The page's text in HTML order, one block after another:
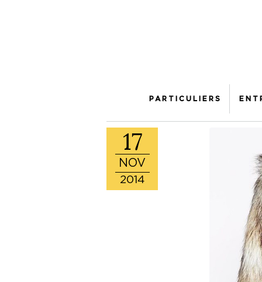
PARTICULIERS
17
NOV
2014